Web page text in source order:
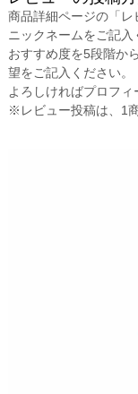
商品詳細ページの「レ
ニックネームをご記入
おすすめ度を5段階か
望をご記入ください。
よろしければプロフィ
※レビュー投稿は、1